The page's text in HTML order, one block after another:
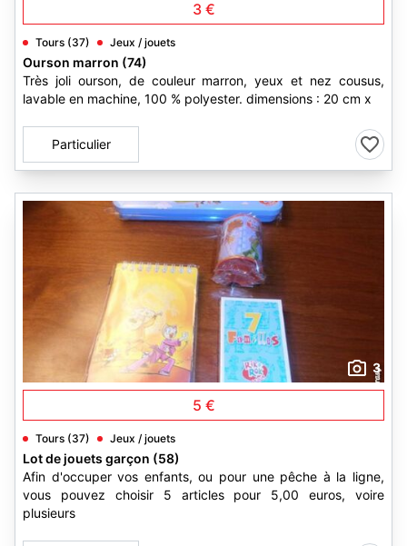
3 €
Tours (37) Jeux / jouets
Ourson marron (74)
Très joli ourson, de couleur marron, yeux et nez cousus,
lavable en machine, 100 % polyester. dimensions : 20 cm x
Particulier
3
5 €
Tours (37) Jeux / jouets
Lot de jouets garçon (58)
Afin d'occuper vos enfants, ou pour une pêche à la ligne,
vous pouvez choisir 5 articles pour 5,00 euros, voire
plusieurs